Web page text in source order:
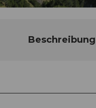
Beschreibung